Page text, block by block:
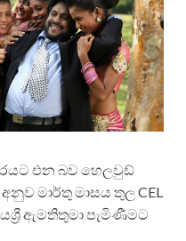
එන බව හෙලවුඩ්
මාර්තු මාසය තුල CEL
ඇමතිතුමා පැමිණීමට